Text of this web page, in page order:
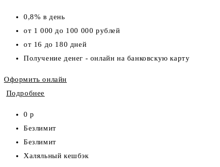
0,8% в день
от 1 000 до 100 000 рублей
от 16 до 180 дней
Получение денег - онлайн на банковскую карту
Оформить онлайн
Подробнее
0 р
Безлимит
Безлимит
Халяльный кешбэк